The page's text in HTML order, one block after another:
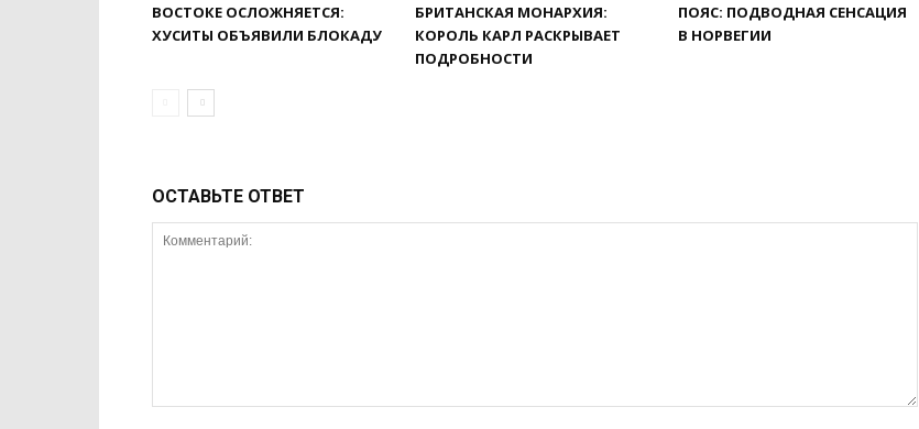
ВОСТОКЕ ОСЛОЖНЯЕТСЯ:
ХУСИТЫ ОБЪЯВИЛИ БЛОКАДУ
БРИТАНСКАЯ МОНАРХИЯ:
КОРОЛЬ КАРЛ РАСКРЫВАЕТ
ПОДРОБНОСТИ
ПОЯС: ПОДВОДНАЯ СЕНСАЦИЯ
В НОРВЕГИИ
ОСТАВЬТЕ ОТВЕТ